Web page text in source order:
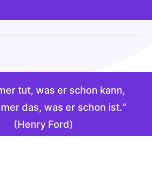
tut, was er schon kann,
das, was er schon ist.“
(Henry Ford)